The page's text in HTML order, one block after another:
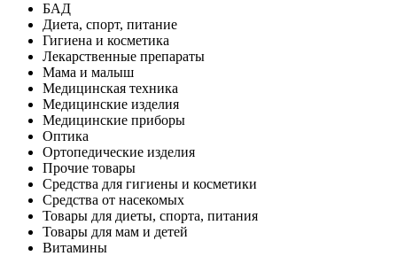
БАД
Диета, спорт, питание
Гигиена и косметика
Лекарственные препараты
Мама и малыш
Медицинская техника
Медицинские изделия
Медицинские приборы
Оптика
Ортопедические изделия
Прочие товары
Средства для гигиены и косметики
Средства от насекомых
Товары для диеты, спорта, питания
Товары для мам и детей
Витамины